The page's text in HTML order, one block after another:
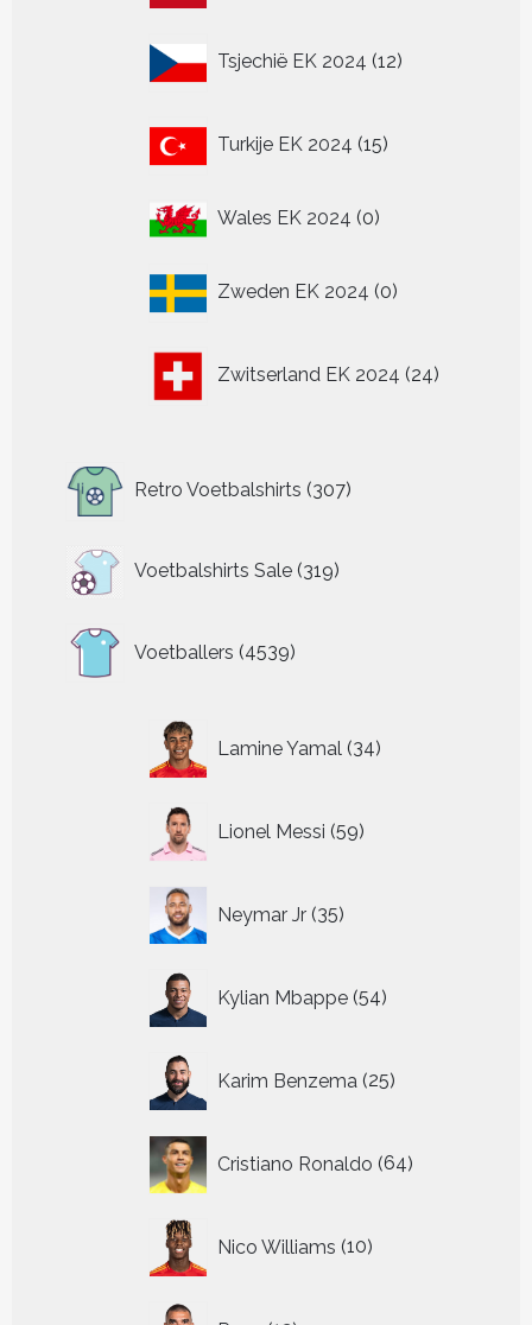
Tsjechië EK 2024 12
producten
Turkije EK 2024 15
producten
Wales EK 2024 00
Zweden EK 2024 0
producten
Zwitserland EK 2024 24
producten
Retro Voetbalshirts 307
producten
Voetbalshirts Sale 319
319
Voetballers 4539
producten
Lamine Yamal 34
producten
Lionel Messi 59
producten
Neymar Jr 35
producten
Kylian Mbappe 54
producten
Karim Benzema 25
producten
Cristiano Ronaldo 64
producten
Nico Williams 10
producten